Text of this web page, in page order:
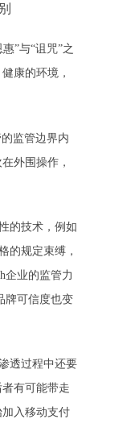
”与“诅咒”之
康的环境，
监管边界内
外围操作，
的技术，例如
的规定束缚，
企业的监管力
牌可信度也变
透过程中还要
有可能带走
入移动支付